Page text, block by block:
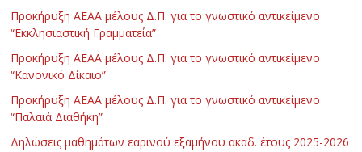
Προκήρυξη ΑΕΑΑ μέλους Δ.Π. για το γνωστικό αντικείμενο
“Εκκλησιαστική Γραμματεία”
Προκήρυξη ΑΕΑΑ μέλους Δ.Π. για το γνωστικό αντικείμενο
“Κανονικό Δίκαιο”
Προκήρυξη ΑΕΑΑ μέλους Δ.Π. για το γνωστικό αντικείμενο
“Παλαιά Διαθήκη”
Δηλώσεις μαθημάτων εαρινού εξαμήνου ακαδ. έτους 2025-2026